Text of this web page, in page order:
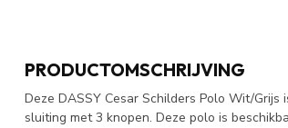
PRODUCTOMSCHRIJVING
Deze DASSY Cesar Schilders Polo Wit/
sluiting met 3 knopen. Deze polo is